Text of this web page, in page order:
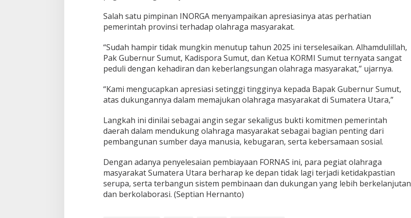
b
a
a
a
n
R
N
S
V
I
I
2
0
2
5
Salah satu pimpinan INORGA menyampaikan apresiasinya atas perhatian
pemerintah provinsi terhadap olahraga masyarakat.
“Sudah hampir tidak mungkin menutup tahun 2025 ini terselesaikan. Alhamdulillah,
Pak Gubernur Sumut, Kadispora Sumut, dan Ketua KORMI Sumut ternyata sangat
peduli dengan kehadiran dan keberlangsungan olahraga masyarakat,” ujarnya.
“Kami mengucapkan apresiasi setinggi tingginya kepada Bapak Gubernur Sumut,
atas dukungannya dalam memajukan olahraga masyarakat di Sumatera Utara,”
Langkah ini dinilai sebagai angin segar sekaligus bukti komitmen pemerintah
daerah dalam mendukung olahraga masyarakat sebagai bagian penting dari
pembangunan sumber daya manusia, kebugaran, serta kebersamaan sosial.
Dengan adanya penyelesaian pembiayaan FORNAS ini, para pegiat olahraga
masyarakat Sumatera Utara berharap ke depan tidak lagi terjadi ketidakpastian
serupa, serta terbangun sistem pembinaan dan dukungan yang lebih berkelanjutan
dan berkolaborasi. (Septian Hernanto)